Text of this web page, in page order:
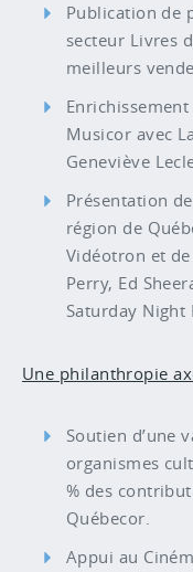
Publication de
secteur Livres
meilleurs
Musicor avec
Geneviève
Présentation
région de
Vidéotron et
Perry, Ed
Saturday Night
Une philanthropie
Soutien d’une
organismes
% des
Québecor.
Appui au